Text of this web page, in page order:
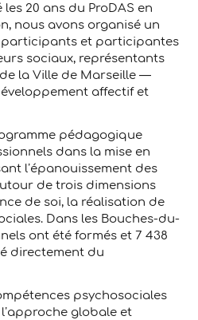
les 20 ans du ProDAS en
nous avons organisé un
participants et participantes
sociaux, représentants
de la Ville de Marseille —
affectif et
pédagogique
dans la mise en
l’épanouissement des
de trois dimensions
de soi, la réalisation de
Dans les Bouches-du-
ont été formés et 7 438
directement du
psychosociales
globale et